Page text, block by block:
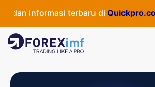
informasi terbaru di Quickpro.co.id